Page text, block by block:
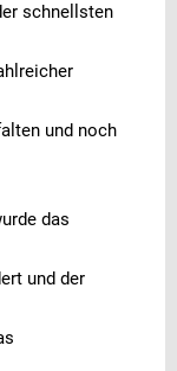
schnellsten
und noch
das
und der